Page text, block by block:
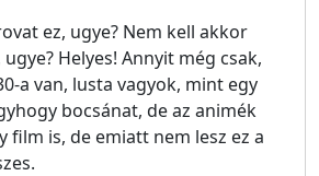
ez, ugye? Nem kell akkor
Helyes! Annyit még csak,
a van, lusta vagyok, mint egy
bocsánat, de az animék
film is, de emiatt nem lesz ez a